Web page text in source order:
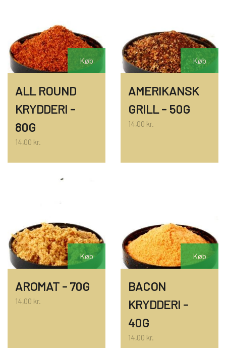
ARRANGEMENTER
OLIE
KATEGORIER
KRYDDERIER
SALT/PEBER
KARRY KRYDDERIER
KRYDDERURTER
BAGEKRYDDERI/ KRYMMEL
MIXKRYDDERIER
HYBENGAARDEN
VIKINGEGARN
GB-GARN
MAYFLOWER
NAVIA GARN
STRIKKE TILBEHØR
MADE BY ...
KNITPRO
RUNDPINDE
ARRANGEMENTER
FÆRDIGSTRIK FRA VIKING I NORGE
Køb
ALL ROUND
KRYDDERI -
80G
14,00 kr.
Køb
AMERIKANSK
GRILL - 50G
14,00 kr.
Køb
AROMAT - 70G
14,00 kr.
Køb
BACON
KRYDDERI -
40G
14,00 kr.